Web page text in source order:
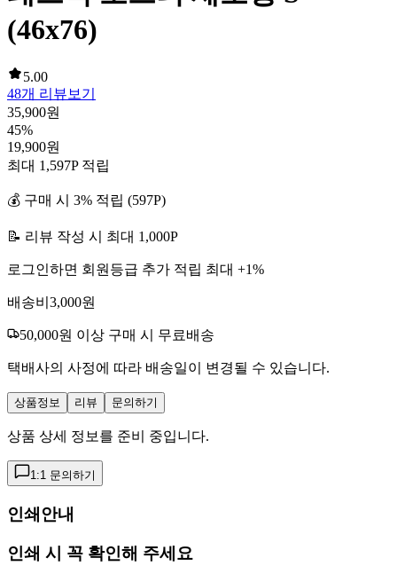
(46x76)
5.00
48개 리뷰보기
35,900원
45%
19,900원
최대 1,597P 적립
💰 구매 시 3% 적립 (597P)
📝 리뷰 작성 시 최대 1,000P
로그인하면 회원등급 추가 적립 최대 +1%
배송비 3,000원
50,000원 이상 구매 시 무료배송
택배사의 사정에 따라 배송일이 변경될 수 있습니다.
상품정보 리뷰 문의하기
상품 상세 정보를 준비 중입니다.
1:1 문의하기
인쇄안내
인쇄 시 꼭 확인해 주세요